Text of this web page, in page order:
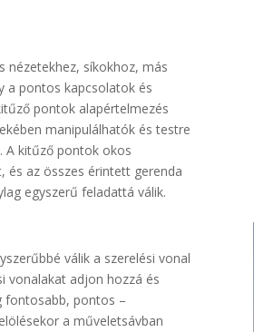
nézetekhez, síkokhoz, más
a pontos kapcsolatok és
pontok alapértelmezés
manipulálhatók és testre
A kitűző pontok okos
és az összes érintett gerenda
egyszerű feladattá válik.
válik a szerelési vonal
vonalakat adjon hozzá és
fontosabb, pontos –
a műveletsávban